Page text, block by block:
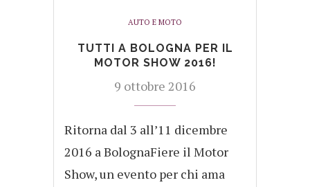
AUTO E MOTO
TUTTI A BOLOGNA PER IL
MOTOR SHOW 2016!
9 ottobre 2016
Ritorna dal 3 all’11 dicembre
2016 a BolognaFiere il Motor
Show, un evento per chi ama